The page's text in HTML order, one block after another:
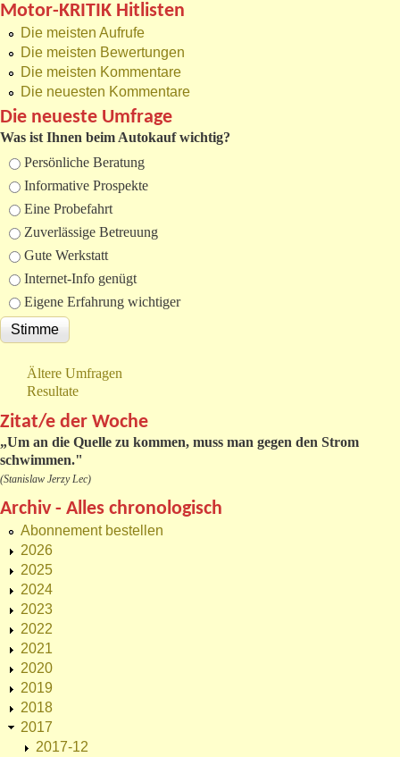
Motor-KRITIK Hitlisten
Die meisten Aufrufe
Die meisten Bewertungen
Die meisten Kommentare
Die neuesten Kommentare
Die neueste Umfrage
Was ist Ihnen beim Autokauf wichtig?
Auswahlmöglichkeiten
Persönliche Beratung
Informative Prospekte
Eine Probefahrt
Zuverlässige Betreuung
Gute Werkstatt
Internet-Info genügt
Eigene Erfahrung wichtiger
Ältere Umfragen
Resultate
Zitat/e der Woche
„Um an die Quelle zu kommen, muss man gegen den Strom
schwimmen."
(Stanislaw Jerzy Lec)
Archiv - Alles chronologisch
Abonnement bestellen
2026
2025
2024
2023
2022
2021
2020
2019
2018
2017
2017-12